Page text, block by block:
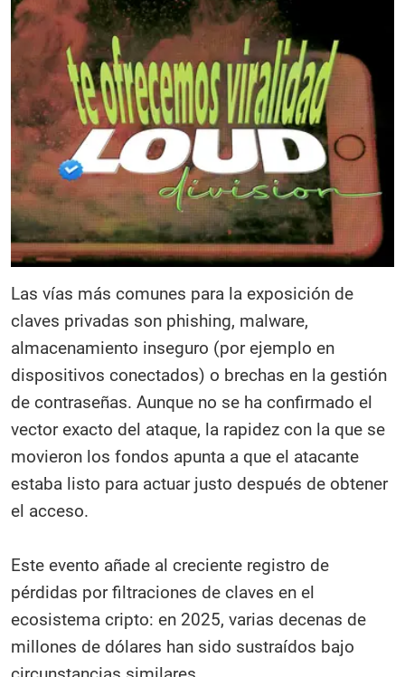
Las vías más comunes para la exposición de
claves privadas son phishing, malware,
almacenamiento inseguro (por ejemplo en
dispositivos conectados) o brechas en la gestión
de contraseñas. Aunque no se ha confirmado el
vector exacto del ataque, la rapidez con la que se
movieron los fondos apunta a que el atacante
estaba listo para actuar justo después de obtener
el acceso.
Este evento añade al creciente registro de
pérdidas por filtraciones de claves en el
ecosistema cripto: en 2025, varias decenas de
millones de dólares han sido sustraídos bajo